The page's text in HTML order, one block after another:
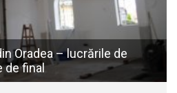
Oradea – lucrările de
de final